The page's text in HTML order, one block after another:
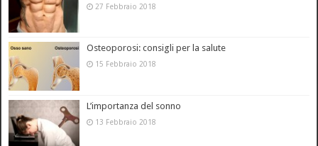
27 Febbraio 2018
Osteoporosi: consigli per la salute
15 Febbraio 2018
L’importanza del sonno
13 Febbraio 2018